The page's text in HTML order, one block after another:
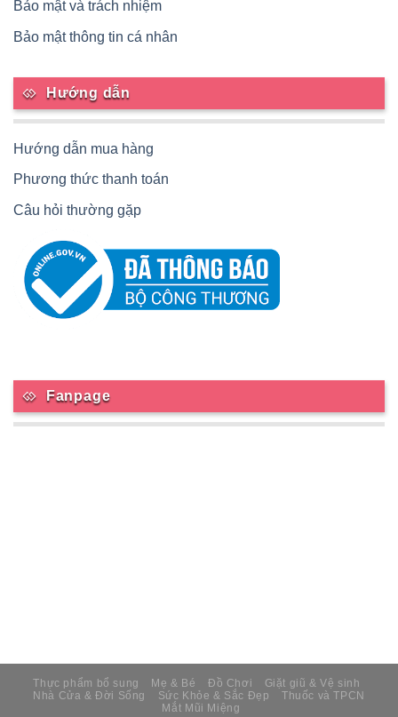
Bảo mật và trách nhiệm
Bảo mật thông tin cá nhân
Hướng dẫn
Hướng dẫn mua hàng
Phương thức thanh toán
Câu hỏi thường gặp
Fanpage
Thực phẩm bổ sung Mẹ & Bé Đồ Chơi
Giặt giũ & Vệ sinh
Nhà Cửa & Đời Sống
Sức Khỏe & Sắc Đẹp
Thuốc và TPCN
Mắt Mũi Miệng